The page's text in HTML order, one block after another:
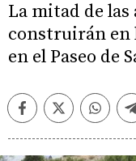
La mitad de las
construirán en
en el Paseo de
FacebookTwitter